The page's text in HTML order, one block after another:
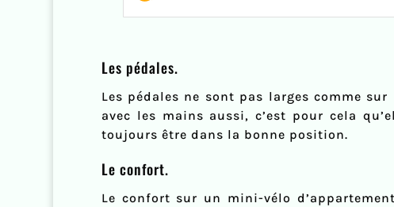
Les pédales.
Les pédales ne sont pas larges comme
avec les mains aussi, c’est pour cela
toujours être dans la bonne position.
Le confort.
Le confort sur un mini-vélo